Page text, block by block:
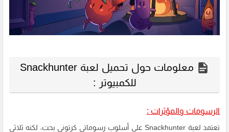
معلومات حول تحميل لعبة Snackhunter
للكمبيوتر :
الرسومات والمؤثرات :
تعتمد لعبة Snackhunter على أسلوب رسوماتي كرتوني بحت، لكنه ثلاثي